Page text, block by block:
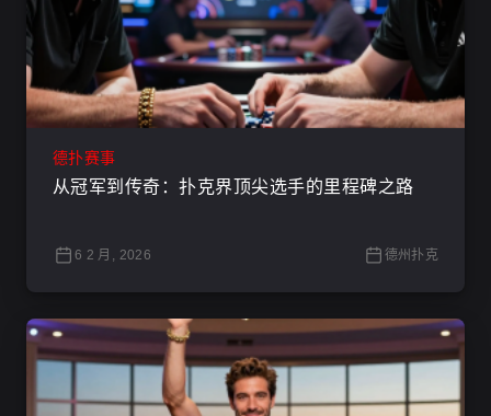
德扑赛事
从冠军到传奇：扑克界顶尖选手的里程碑之路
6 2 月, 2026 德州扑克